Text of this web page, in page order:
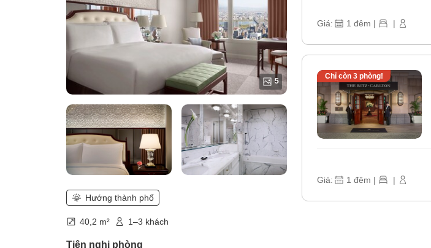
5
Hướng thành phố
40,2 m² 1–3 khách
Tiện nghi phòng
Giá: 1 đêm | |
Chỉ còn 3phòng!
Giá: 1 đêm | |